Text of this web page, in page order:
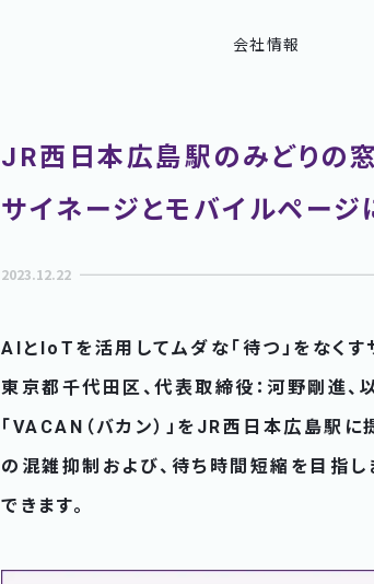
会社情報
JR西日本広島駅のみどりの
サイネージとモバイルペー
2023.12.22
AIとIoTを活用してムダな「待つ」をなく
東京都千代田区、代表取締役：河野剛進、
「VACAN（バカン）」をJR西日本広島駅
の混雑抑制および、待ち時間短縮を目指
できます。